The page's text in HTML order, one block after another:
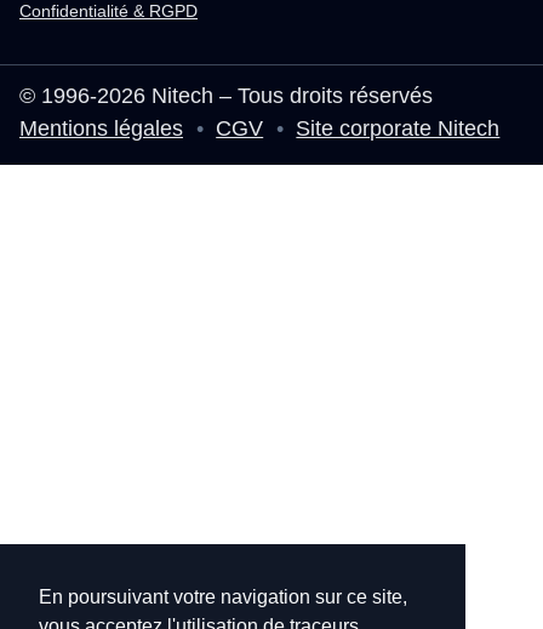
En poursuivant votre navigation sur ce site,
Confidentialité & RGPD
© 1996-2026 Nitech – Tous droits réservés
Mentions légales • CGV • Site corporate Nitech